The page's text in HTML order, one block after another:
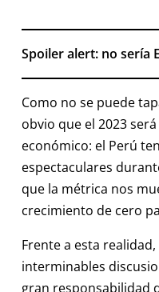
Spoiler alert: no sería
Como no se puede
obvio que el 2023
económico: el Perú
espectaculares
que la métrica nos
crecimiento de cero
Frente a esta
interminables
gran responsabilidad